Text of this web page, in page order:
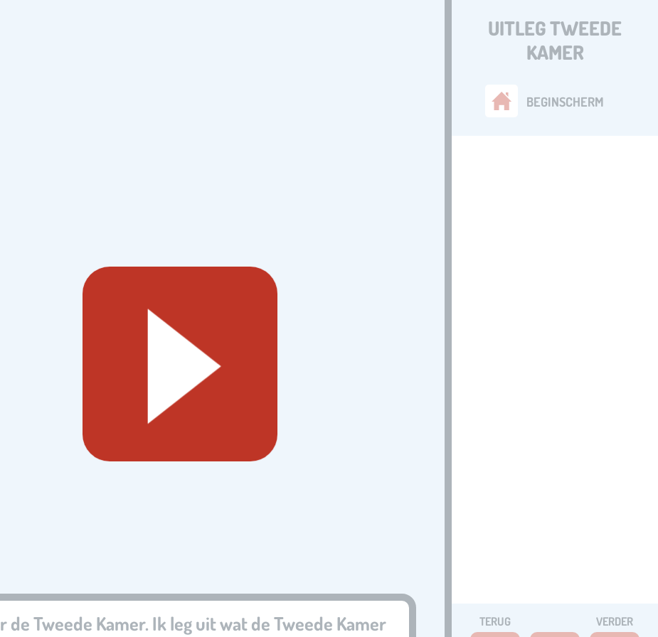
Tweede Kamer. Ik leg uit wat de Tweede Kamer
UITLEG TWEEDE
KAMER
BEGINSCHERM
TERUG VERDER